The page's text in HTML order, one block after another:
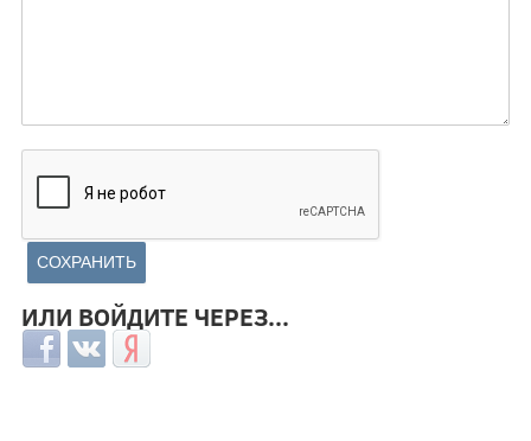
ИЛИ ВОЙДИТЕ ЧЕРЕЗ...
Login with Facebook
Login with ВКонтакте
Login with Яндекс